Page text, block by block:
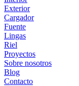
Exterior
Cargador
Fuente
Lingas
Riel
Proyectos
Sobre nosotros
Blog
Contacto